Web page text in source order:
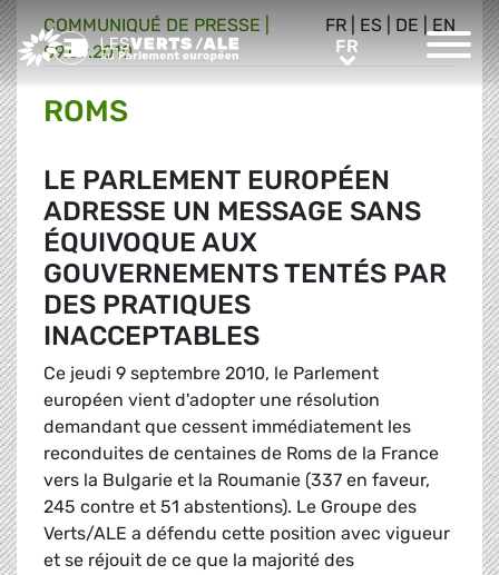
Greens/EFA Home FR
FR ES DE EN
COMMUNIQUÉ DE PRESSE
09.09.2010
ROMS
LE PARLEMENT EUROPÉEN
ADRESSE UN MESSAGE SANS
ÉQUIVOQUE AUX
GOUVERNEMENTS TENTÉS PAR
DES PRATIQUES
INACCEPTABLES
Ce jeudi 9 septembre 2010, le Parlement
européen vient d'adopter une résolution
demandant que cessent immédiatement les
reconduites de centaines de Roms de la France
vers la Bulgarie et la Roumanie (337 en faveur,
245 contre et 51 abstentions). Le Groupe des
Verts/ALE a défendu cette position avec vigueur
et se réjouit de ce que la majorité des